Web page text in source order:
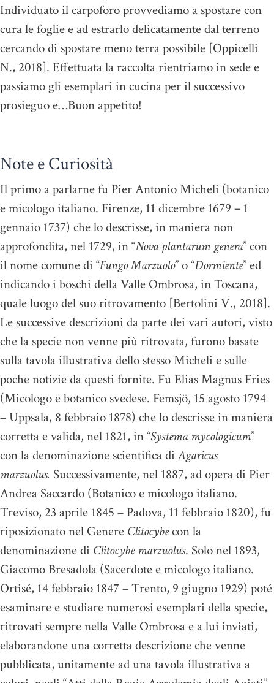
Individuato il carpoforo provvediamo a spostare con
cura le foglie e ad estrarlo delicatamente dal terreno
cercando di spostare meno terra possibile [Oppicelli
N., 2018]. Effettuata la raccolta rientriamo in sede e
passiamo gli esemplari in cucina per il successivo
prosieguo e…Buon appetito!
Note e Curiosità
Il primo a parlarne fu Pier Antonio Micheli (botanico
e micologo italiano. Firenze, 11 dicembre 1679 – 1
gennaio 1737) che lo descrisse, in maniera non
approfondita, nel 1729, in “Nova plantarum genera” con
il nome comune di “Fungo Marzuolo” o “Dormiente” ed
indicando i boschi della Valle Ombrosa, in Toscana,
quale luogo del suo ritrovamento [Bertolini V., 2018].
Le successive descrizioni da parte dei vari autori, visto
che la specie non venne più ritrovata, furono basate
sulla tavola illustrativa dello stesso Micheli e sulle
poche notizie da questi fornite. Fu Elias Magnus Fries
(Micologo e botanico svedese. Femsjö, 15 agosto 1794
– Uppsala, 8 febbraio 1878) che lo descrisse in maniera
corretta e valida, nel 1821, in “Systema mycologicum”
con la denominazione scientifica diAgaricus
marzuolus. Successivamente, nel 1887, ad opera di Pier
Andrea Saccardo (Botanico e micologo italiano.
Treviso, 23 aprile 1845 – Padova, 11 febbraio 1820), fu
riposizionato nel Genere Clitocybecon la
denominazione di Clitocybe marzuolus. Solo nel 1893,
Giacomo Bresadola (Sacerdote e micologo italiano.
Ortisé, 14 febbraio 1847 – Trento, 9 giugno 1929) poté
esaminare e studiare numerosi esemplari della specie,
ritrovati sempre nella Valle Ombrosa e a lui inviati,
elaborandone una corretta descrizione che venne
pubblicata, unitamente ad una tavola illustrativa a